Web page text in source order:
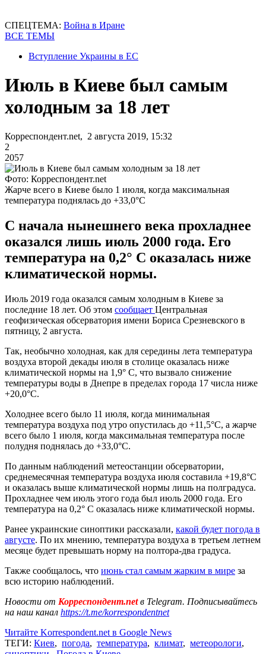
СПЕЦТЕМА: Война в Иране
ВСЕ ТЕМЫ
Вступление Украины в ЕС
Июль в Киеве был самым
холодным за 18 лет
Корреспондент.net, 2 августа 2019, 15:32
2
2057
Фото: Корреспондент.net
Жарче всего в Киеве было 1 июля, когда максимальная
температура поднялась до +33,0°С
С начала нынешнего века прохладнее
оказался лишь июль 2000 года. Его
температура на 0,2° С оказалась ниже
климатической нормы.
Июль 2019 года оказался самым холодным в Киеве за
последние 18 лет. Об этом сообщает Центральная
геофизическая обсерватория имени Бориса Срезневского в
пятницу, 2 августа.
Так, необычно холодная, как для середины лета температура
воздуха второй декады июля в столице оказалась ниже
климатической нормы на 1,9° С, что вызвало снижение
температуры воды в Днепре в пределах города 17 числа ниже
+20,0°С.
Холоднее всего было 11 июля, когда минимальная
температура воздуха под утро опустилась до +11,5°С, а жарче
всего было 1 июля, когда максимальная температура после
полудня поднялась до +33,0°С.
По данным наблюдений метеостанции обсерватории,
среднемесячная температура воздуха июля составила +19,8°С
и оказалась выше климатической нормы лишь на полградуса.
Прохладнее чем июль этого года был июль 2000 года. Его
температура на 0,2° С оказалась ниже климатической нормы.
Ранее украинские синоптики рассказали, какой будет погода в
августе. По их мнению, температура воздуха в третьем летнем
месяце будет превышать норму на полтора-два градуса.
Также сообщалось, что июнь стал самым жарким в мире за
всю историю наблюдений.
Новости от Корреспондент.netв Telegram. Подписывайтесь
на наш канал https://t.me/korrespondentnet
Читайте Korrespondent.net в Google News
ТЕГИ: Киев, погода, температура, климат, метеорологи,